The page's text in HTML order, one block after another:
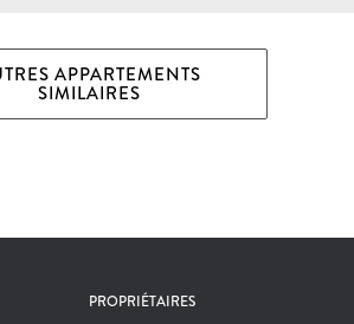
APPARTEMENTS
SIMILAIRES
PROPRIÉTAIRES